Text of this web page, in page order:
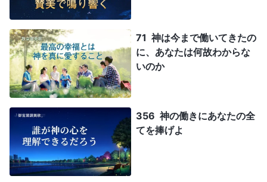
71 神は今まで働いてきたの
に、あなたは何故わからな
いのか
356 神の働きにあなたの全
てを捧げよ